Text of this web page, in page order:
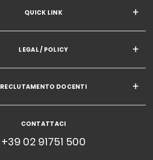
QUICK LINK
LEGAL / POLICY
RECLUTAMENTO DOCENTI
CONTATTACI
+39 02 91751 500